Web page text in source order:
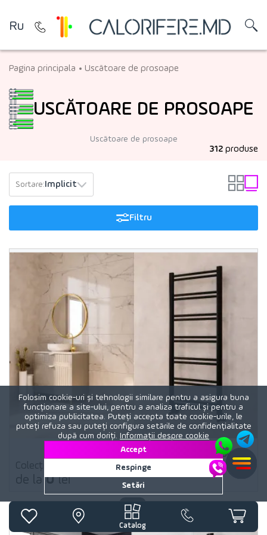
Ru
Catalog
Pagina principala Uscătoare de prosoape
USCĂTOARE DE PROSOAPE
Uscătoare de prosoape
312 produse
Sortare:Implicit
Filtru
Lojimax
Colecție
LODOS LINE NEGRU MAT
de la0lei
Folosim cookie-uri și tehnologii similare pentru a asigura buna
funcționare a site-ului, pentru a analiza traficul și pentru a
optimiza publicitatea. Puteți accepta toate cookie-urile, le
puteți refuza sau puteți configura setările de confidențialitate
după cum doriți.
Informații despre cookie
Accept
Respinge
Setări